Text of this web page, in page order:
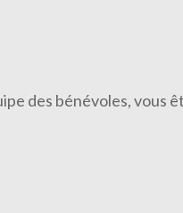
des bénévoles, vous